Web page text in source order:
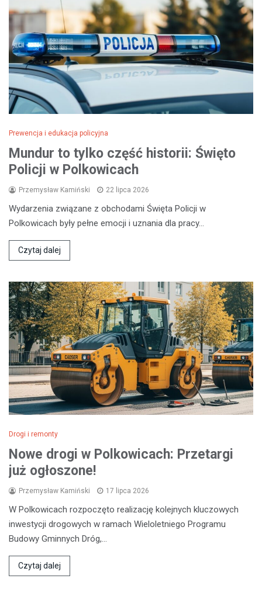
Prewencja i edukacja policyjna
Mundur to tylko część historii: Święto
Policji w Polkowicach
Przemysław Kamiński 22 lipca 2026
Wydarzenia związane z obchodami Święta Policji w
Polkowicach były pełne emocji i uznania dla pracy…
Czytaj dalej
Drogi i remonty
Nowe drogi w Polkowicach: Przetargi
już ogłoszone!
Przemysław Kamiński 17 lipca 2026
W Polkowicach rozpoczęto realizację kolejnych kluczowych
inwestycji drogowych w ramach Wieloletniego Programu
Budowy Gminnych Dróg,…
Czytaj dalej